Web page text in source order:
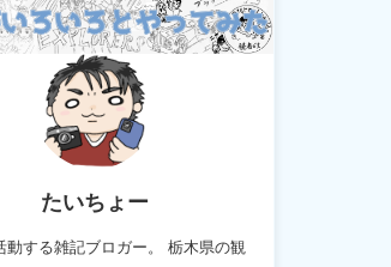
たいちょー
動する雑記ブロガー。 栃木県の観